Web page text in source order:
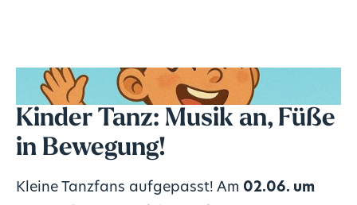
Kinder Tanz: Musik an, Füße
in Bewegung!
Kleine Tanzfans aufgepasst! Am 02.06. um